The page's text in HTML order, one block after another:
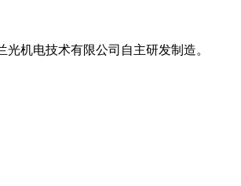
机电技术有限公司自主研发制造。